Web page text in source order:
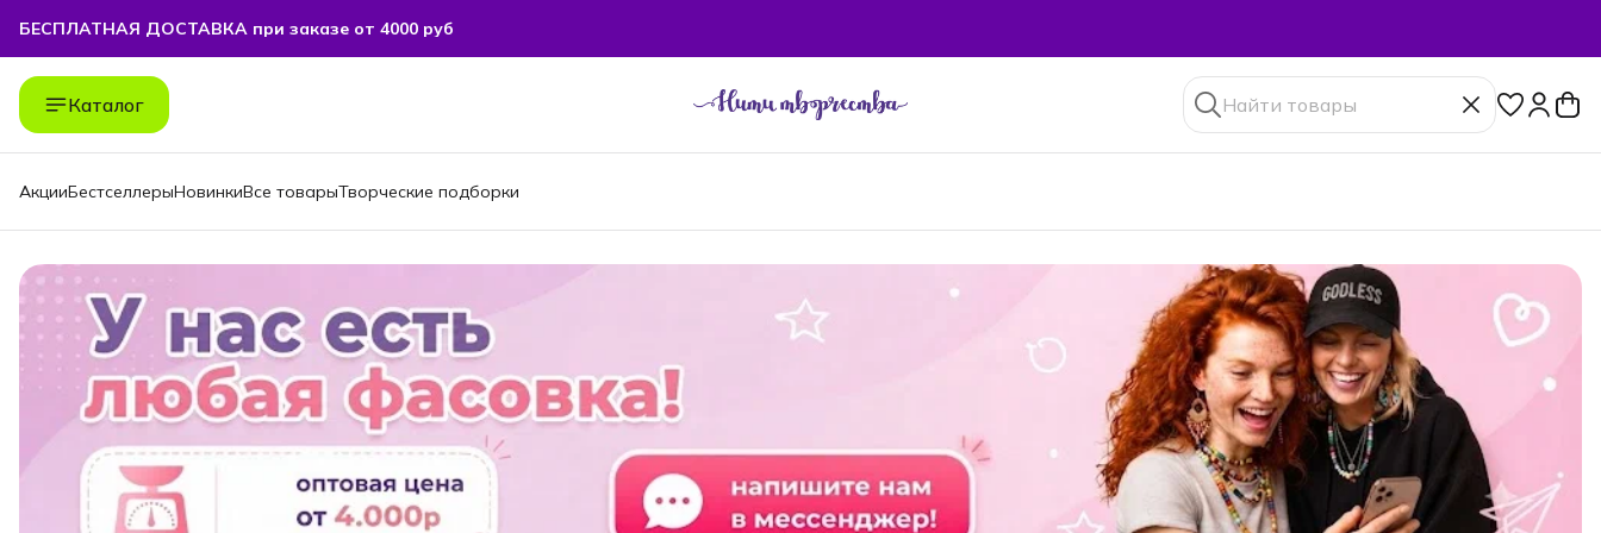
БЕСПЛАТНАЯ ДОСТАВКА при заказе от 4000 руб
БЕСПЛАТНАЯ ДОСТАВКА при заказе от 4000 руб
Каталог
АкцииБестселлерыНовинкиВсе товарыТворческие подборки